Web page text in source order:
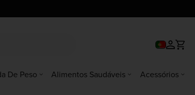
De Peso Alimentos Saudáveis Acessórios